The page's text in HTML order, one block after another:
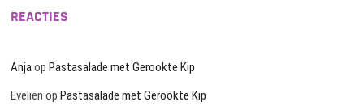
REACTIES
AnjaopPastasalade met Gerookte Kip
Evelien opPastasalade met Gerookte Kip